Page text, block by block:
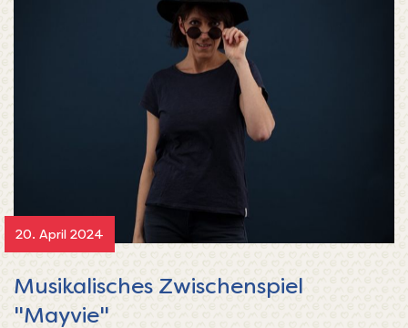
20. April 2024
Musikalisches Zwischenspiel
"Mayvie"